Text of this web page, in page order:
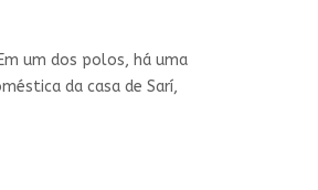
um dos polos, há uma
da casa de Sarí,